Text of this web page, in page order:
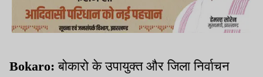
Bokaro: बोकारो के उपायुक्त और जिला निर्वाचन